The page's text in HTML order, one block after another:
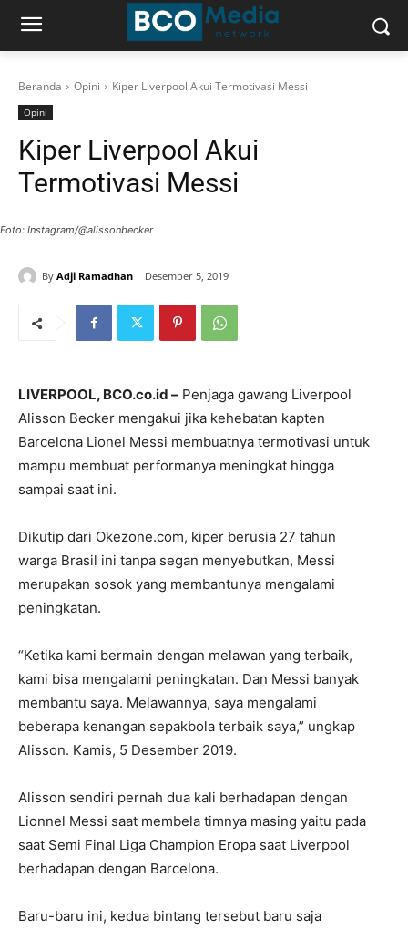
Beranda Opini Kiper Liverpool Akui Termotivasi Messi
Opini
Kiper Liverpool Akui
Termotivasi Messi
Foto: Instagram/@alissonbecker
By Adji Ramadhan Desember 5, 2019
LIVERPOOL, BCO.co.id – Penjaga gawang Liverpool
Alisson Becker mengakui jika kehebatan kapten
Barcelona Lionel Messi membuatnya termotivasi untuk
mampu membuat performanya meningkat hingga
sampai saat ini.
Dikutip dari Okezone.com, kiper berusia 27 tahun
warga Brasil ini tanpa segan menyebutkan, Messi
merupakan sosok yang membantunya mengalami
peningkatan.
“Ketika kami bermain dengan melawan yang terbaik,
kami bisa mengalami peningkatan. Dan Messi banyak
membantu saya. Melawannya, saya mengalami
beberapa kenangan sepakbola terbaik saya,” ungkap
Alisson. Kamis, 5 Desember 2019.
Alisson sendiri pernah dua kali berhadapan dengan
Lionnel Messi saat membela timnya masing yaitu pada
saat Semi Final Liga Champion Eropa saat Liverpool
berhadapan dengan Barcelona.
Baru-baru ini, kedua bintang tersebut baru saja